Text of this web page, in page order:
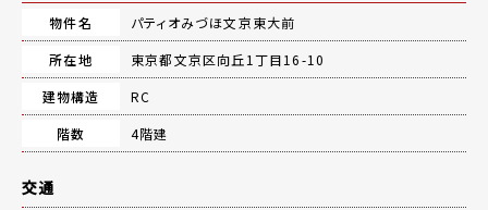
物件名
パティオみづほ文京東大前
所在地
東京都文京区向丘1丁目16-10
建物構造
RC
階数
4階建
交通